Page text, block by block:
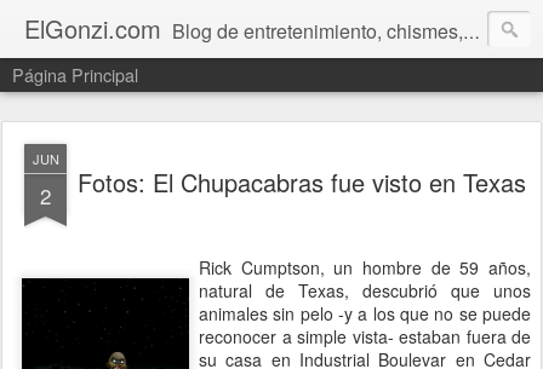
ElGonzi.com Blog de entretenimiento, chismes, humor, farándula, curiosidades, ovnis, noticias calientes, fotos, videos, paranormal y ¡más!
Página Principal
JUN
2 Fotos: El Chupacabras fue visto en Texas
Rick Cumptson, un hombre de 59 años,
natural de Texas, descubrió que unos
animales sin pelo -y a los que no se puede
reconocer a simple vista- estaban fuera de
su casa en Industrial Boulevar en Cedar